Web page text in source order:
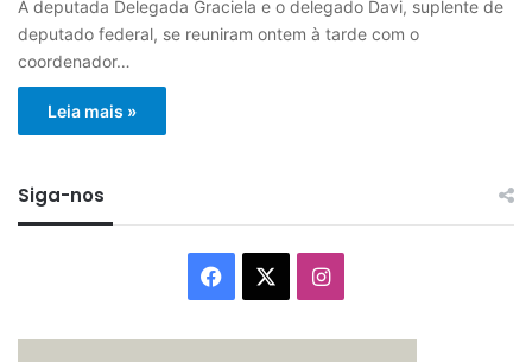
A deputada Delegada Graciela e o delegado Davi, suplente de
deputado federal, se reuniram ontem à tarde com o
coordenador…
Leia mais »
Siga-nos
Facebook Instagram